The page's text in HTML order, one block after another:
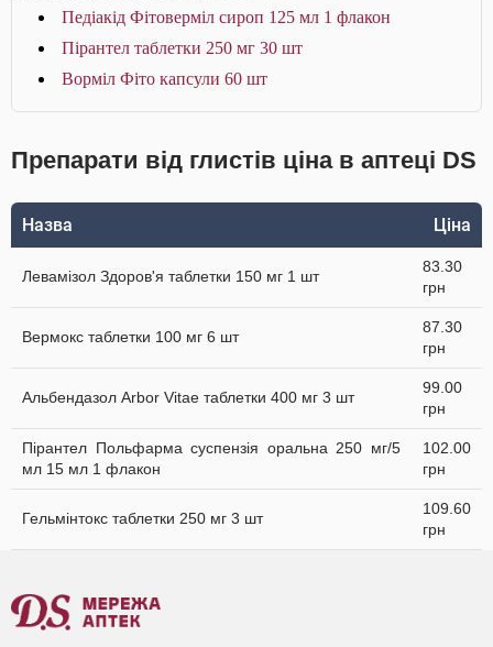
Педіакід Фітоверміл сироп 125 мл 1 флакон
Пірантел таблетки 250 мг 30 шт
Ворміл Фіто капсули 60 шт
Препарати від глистів ціна в аптеці DS
Назва Ціна
Левамізол Здоров'я таблетки 150 мг 1 шт
83.30
грн
Вермокс таблетки 100 мг 6 шт
87.30
грн
Альбендазол Arbor Vitae таблетки 400 мг 3 шт
99.00
грн
Пірантел Польфарма суспензія оральна 250 мг/5
мл 15 мл 1 флакон
102.00
грн
Гельмінтокс таблетки 250 мг 3 шт
109.60
грн